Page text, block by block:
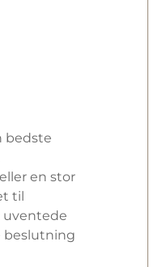
bedste
en stor
til
uventede
beslutning